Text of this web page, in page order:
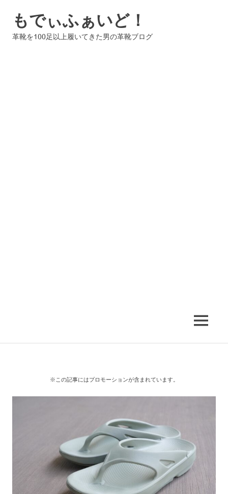
もでぃふぁいど！
革靴を100足以上履いてきた男の革靴ブログ
MENU
※この記事にはプロモーションが含まれています。